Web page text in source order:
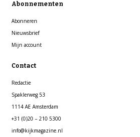
Abonnementen
Abonneren
Nieuwsbrief
Mijn account
Contact
Redactie
Spaklerweg 53
1114 AE Amsterdam
+31 (0)20 – 210 5300
info@kijkmagazine.nl